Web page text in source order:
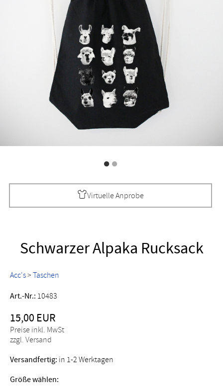
Virtuelle Anprobe
Schwarzer Alpaka Rucksack
Acc's> Taschen
Art.-Nr.: 10483
15,00 EUR
Preise inkl. MwSt
zzgl. Versand
Versandfertig: in 1-2 Werktagen
Größe wählen: